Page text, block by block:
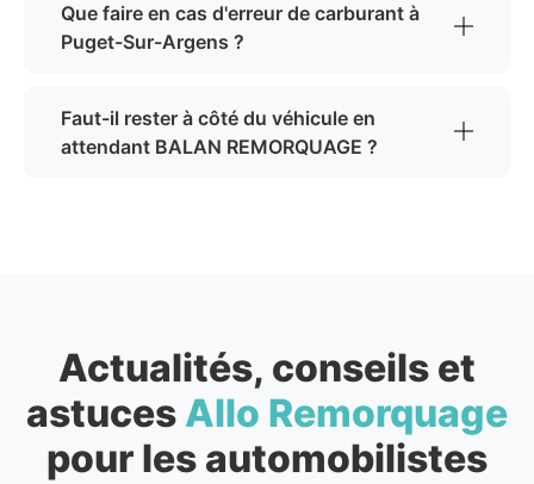
Que faire en cas d'erreur de carburant à
Puget-Sur-Argens ?
Faut-il rester à côté du véhicule en
attendant BALAN REMORQUAGE ?
Actualités, conseils et
astuces Allo Remorquage
pour les automobilistes